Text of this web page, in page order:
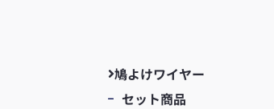
鳩よけワイヤー
セット商品